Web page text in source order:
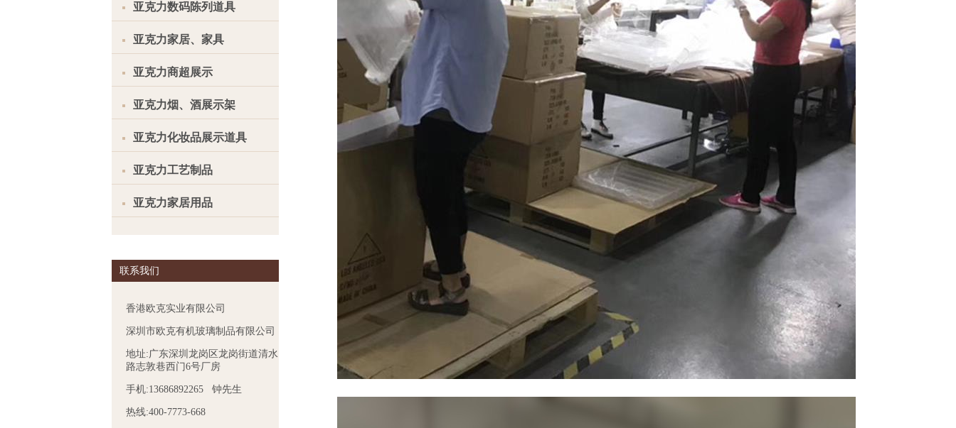
亚克力数码陈列道具
亚克力家居、家具
亚克力商超展示
亚克力烟、酒展示架
亚克力化妆品展示道具
亚克力工艺制品
亚克力家居用品
联系我们
香港欧克实业有限公司
深圳市欧克有机玻璃制品有限公司
地址:广东深圳龙岗区龙岗街道清水
路志敦巷西门6号厂房
手机:13686892265 钟先生
热线:400-7773-668